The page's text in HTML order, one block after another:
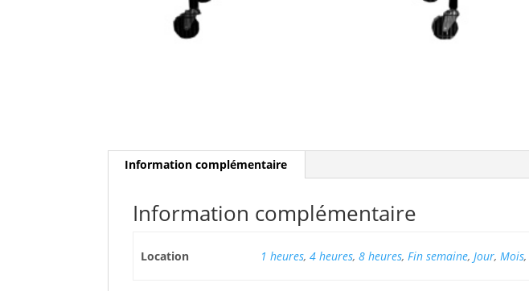
Information complémentaire
Information complémentaire
Location 1 heures, 4 heures, 8 heures, Fin semaine, Jour, Mois,